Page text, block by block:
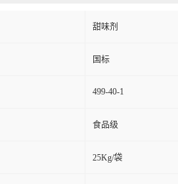
甜味剂
国标
499-40-1
食品级
25Kg/袋